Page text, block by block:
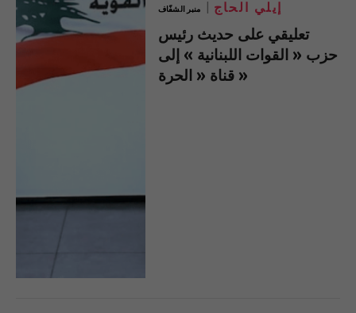
منبر الشفّاف إيلي الحاج
تعليقي على حديث رئيس
حزب « القوات اللبنانية » إلى
قناة « الحرة »